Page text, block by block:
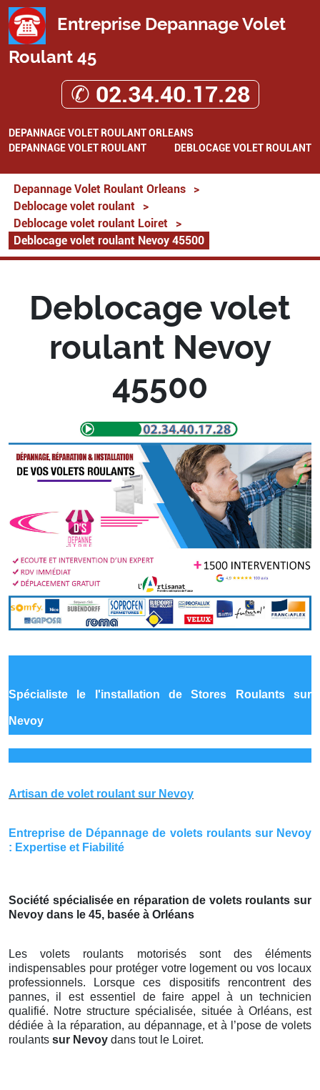
Entreprise Depannage Volet
Roulant 45
✆ 02.34.40.17.28
DEPANNAGE VOLET ROULANT ORLEANS
DEPANNAGE VOLET ROULANT
DEBLOCAGE VOLET ROULANT
Depannage Volet Roulant Orleans
>
Deblocage volet roulant
>
Deblocage volet roulant Loiret
>
Deblocage volet roulant Nevoy 45500
Deblocage volet
roulant Nevoy
45500
Spécialiste le l'installation de Stores Roulants sur
Nevoy
Artisan de volet roulant sur Nevoy
Entreprise de Dépannage de volets roulants sur Nevoy
: Expertise et Fiabilité
Société spécialisée en réparation de volets roulants sur
Nevoy dans le 45, basée à Orléans
Les volets roulants motorisés sont des éléments
indispensables pour protéger votre logement ou vos locaux
professionnels. Lorsque ces dispositifs rencontrent des
pannes, il est essentiel de faire appel à un technicien
qualifié. Notre structure spécialisée, située à Orléans, est
dédiée à la réparation, au dépannage, et à l’pose de volets
roulants sur Nevoy dans tout le Loiret.